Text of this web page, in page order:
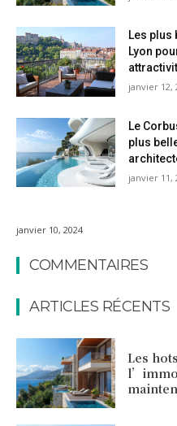
Les plus
Lyon
janvier 12,
Le
plus
janvier 11,
janvier 10, 2024
COMMENTAIRES
ARTICLES RÉCENTS
Les